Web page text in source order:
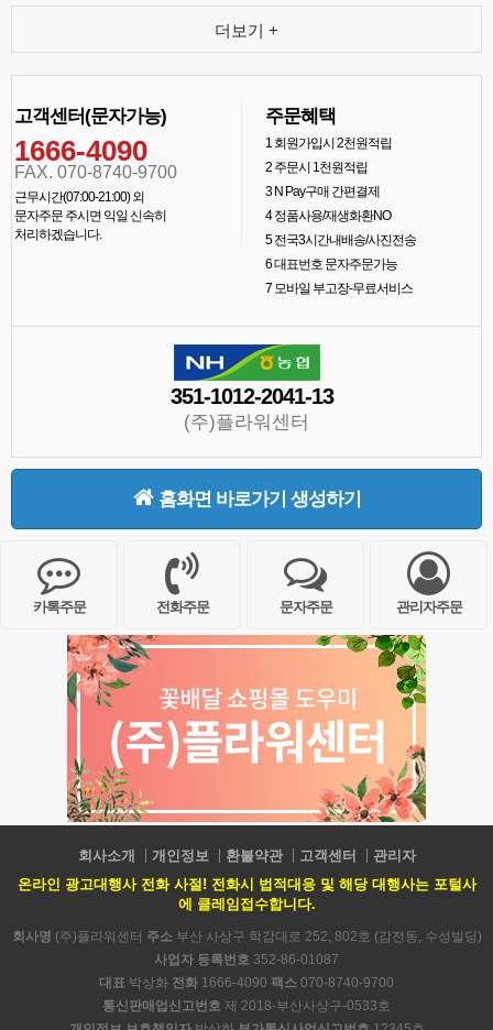
더보기 +
고객센터(문자가능)
1666-4090
FAX. 070-8740-9700
근무시간(07:00-21:00) 외
문자주문 주시면 익일 신속히
처리하겠습니다.
주문혜택
1회원가입시 2천원적립
2주문시 1천원적립
3N Pay구매 간편결제
4정품사용/재생화환NO
5전국3시간내배송/사진전송
6대표번호 문자주문가능
7모바일 부고장-무료서비스
351-1012-2041-13
(주)플라워센터
홈화면 바로가기 생성하기
카톡주문 전화주문 문자주문 관리자주문
회사소개 개인정보 환불약관 고객센터
관리자
온라인 광고대행사 전화 사절! 전화시 법적대응 및 해당 대행사는 포털사
에 클레임접수합니다.
회사명 (주)플라워센터 주소부산 사상구 학감대로 252, 802호 (감전동, 수성빌딩)
사업자 등록번호 352-86-01087
대표 박상화 전화 1666-4090 팩스 070-8740-9700
통신판매업신고번호 제 2018-부산사상구-0533호